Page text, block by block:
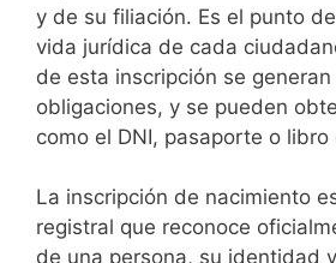
y de su filiación. Es el punto
vida jurídica de cada
de esta inscripción se
obligaciones, y se pueden
como el DNI, pasaporte o libro
La inscripción de nacimiento
registral que reconoce
de una persona, su identidad